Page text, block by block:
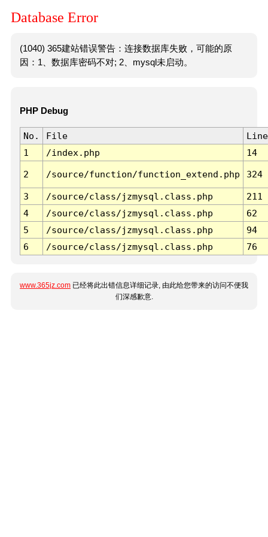
Database Error
(1040) 365建站错误警告：连接数据库失败，可能的原
因：1、数据库密码不对; 2、mysql未启动。
PHP Debug
No. File
Line
1
/index.php 14
2 /source/function/function_extend.php 324
3 /source/class/jzmysql.class.php
211
4
/source/class/jzmysql.class.php
62
5
/source/class/jzmysql.class.php
94
6
/source/class/jzmysql.class.php 76
www.365jz.com 已经将此出错信息详细记录, 由此给您带来的访问不便我
们深感歉意.